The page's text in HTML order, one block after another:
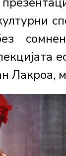
Лакроа,